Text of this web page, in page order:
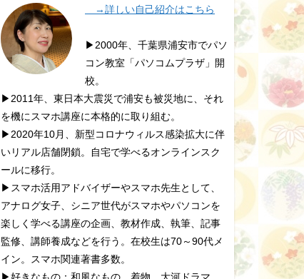
→詳しい自己紹介はこちら
▶2000年、千葉県浦安市でパソ
コン教室「パソコムプラザ」開
校。
▶2011年、東日本大震災で浦安も被災地に、それ
を機にスマホ講座に本格的に取り組む。
▶2020年10月、新型コロナウィルス感染拡大に伴
いリアル店舗閉鎖。自宅で学べるオンラインスク
ールに移行。
▶スマホ活用アドバイザーやスマホ先生として、
アナログ女子、シニア世代がスマホやパソコンを
楽しく学べる講座の企画、教材作成、執筆、記事
監修、講師養成などを行う。在校生は70～90代メ
イン。スマホ関連著書多数。
▶好きなもの：和風なもの、着物、大河ドラマ、